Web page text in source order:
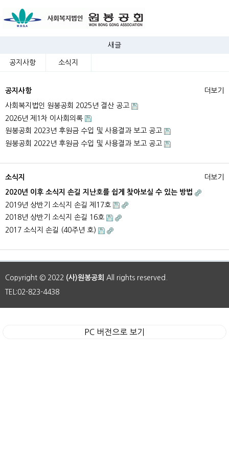
새글
공지사항 소식지
공지사항
사회복지법인 원봉공회 2025년 결산 공고
2026년 제1차 이사회의록
원봉공회 2023년 후원금 수입 및 사용결과 보고 공고
원봉공회 2022년 후원금 수입 및 사용결과 보고 공고
더보기
소식지
2020년 이후 소식지 손길 지난호를 쉽게 찾아보실 수 있는 방법
2019년 상반기 소식지 손길 제17호
2018년 상반기 소식지 손길 16호
2017 소식지 손길 (40주년 호)
더보기
Copyright © 2022 (사)원봉공회 All rights reserved.
TEL:02-823-4438
PC 버전으로 보기